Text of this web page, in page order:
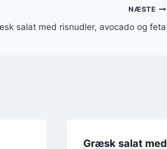
NÆSTE
salat med risnudler, avocado og feta
Græsk salat med